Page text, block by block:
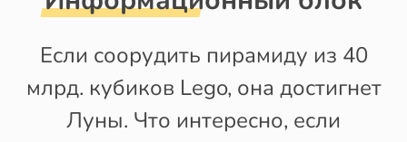
Если соорудить пирамиду из 40
млрд. кубиков Lego, она достигнет
Луны. Что интересно, если